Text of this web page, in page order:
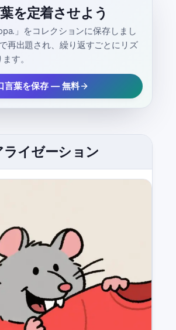
を定着させよう
」をコレクションに保存しまし
再出題され、繰り返すごとにリズ
す。
言葉を保存 — 無料
ライゼーション